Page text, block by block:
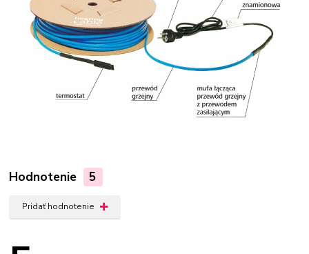
Hodnotenie 5
Pridať hodnotenie